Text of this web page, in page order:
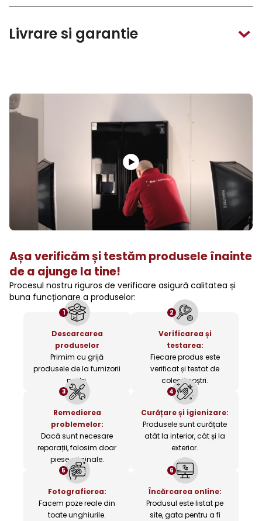
Livrare si garantie
Așa verificăm și testăm produsele înainte
de a ajunge la tine!
Procesul nostru riguros de verificare asigură calitatea și
buna funcționare a produselor:
1
Descarcarea
produselor
Primim cu grijă
produsele de la furnizorii
noștri.
2
Verificarea și
testarea:
Fiecare produs este
verificat și testat de
colegii noștri.
3
Remedierea
problemelor:
Dacă sunt necesare
reparații, folosim doar
piese originale.
4
Curățare și igienizare:
Produsele sunt curățate
atât la interior, cât și la
exterior.
5
Fotografierea:
Facem poze reale din
toate unghiurile.
6
Încărcarea online:
Produsul este listat pe
site, gata pentru a fi